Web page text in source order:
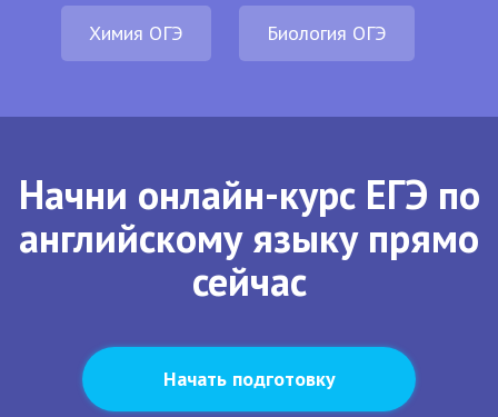
Химия ОГЭ Биология ОГЭ
Начни онлайн-курс ЕГЭ по
английскому языку прямо
сейчас
Начать подготовку